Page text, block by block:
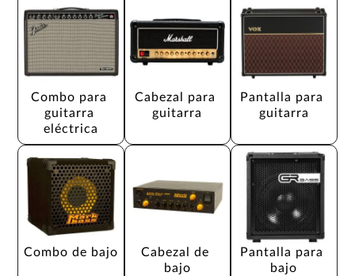
Combo para
guitarra
eléctrica
Cabezal para
guitarra
Pantalla para
guitarra
Combo de bajo
Cabezal de
bajo
Pantalla para
bajo